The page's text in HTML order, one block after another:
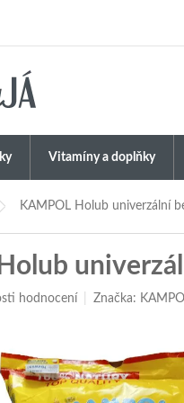
Vitamíny a doplňky
KAMPOL Holub univerzální
hodnocení Značka: